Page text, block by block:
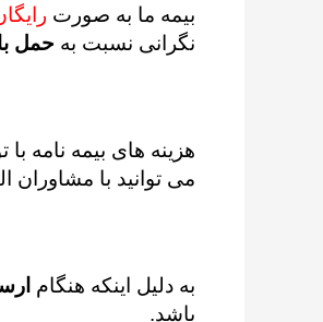
بیمه ما به صورت
نگرانی نسبت به حمل
هزینه های بیمه نامه
می توانید با مشاوران
به دلیل اینکه هنگام
باشد.